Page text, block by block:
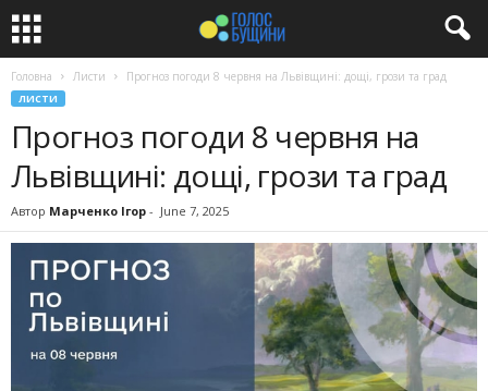
Головна Листи Прогноз погоди 8 червня на Львівщині: дощі, грози та град
ЛИСТИ
Прогноз погоди 8 червня на
Львівщині: дощі, грози та град
Автор Марченко Ігор - June 7, 2025